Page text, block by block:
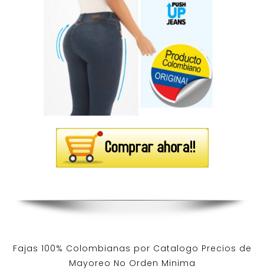
Fajas 100% Colombianas por Catalogo Precios de
Mayoreo No Orden Minima